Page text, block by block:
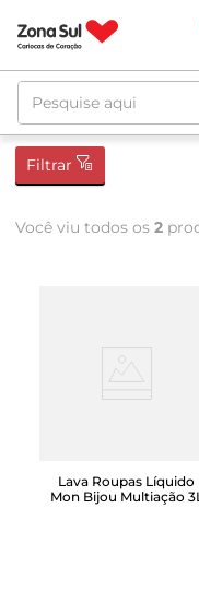
Pesquise aqui
Filtrar
Você viu todos os 2
Lava Roupas Líquido
Mon Bijou Multiação